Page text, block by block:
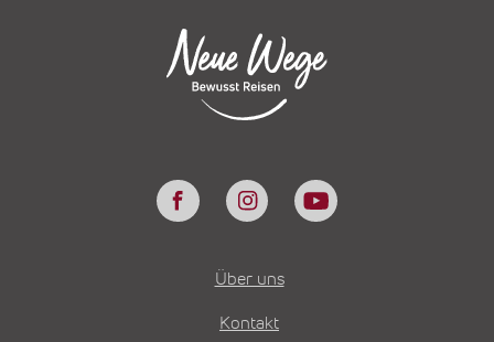
Über uns
Kontakt